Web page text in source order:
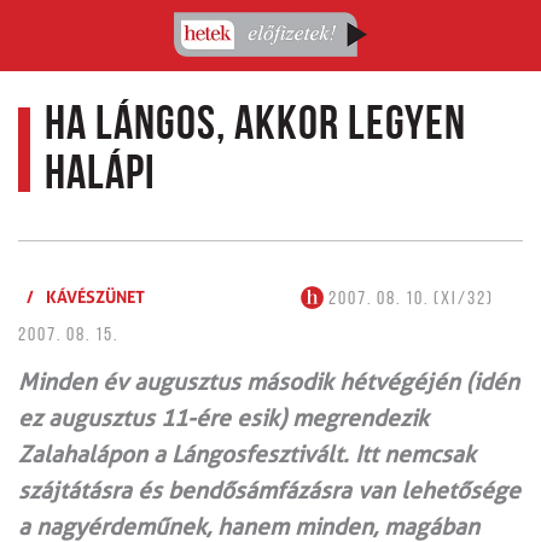
Ha lángos, akkor legyen
halápi
/ KÁVÉSZÜNET
2007. 08. 10. (XI/32)
2007. 08. 15.
Minden év augusztus második hétvégéjén (idén
ez augusztus 11-ére esik) megrendezik
Zalahalápon a Lángosfesztivált. Itt nemcsak
szájtátásra és bendősámfázásra van lehetősége
a nagyérdeműnek, hanem minden, magában